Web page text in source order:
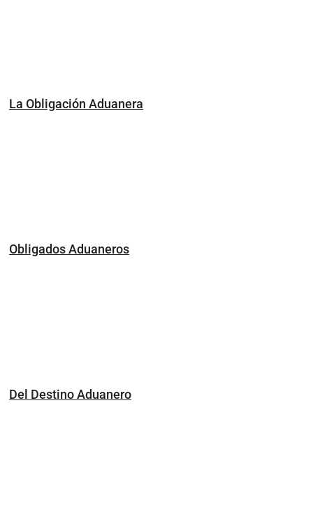
La Obligación Aduanera
Obligados Aduaneros
Del Destino Aduanero